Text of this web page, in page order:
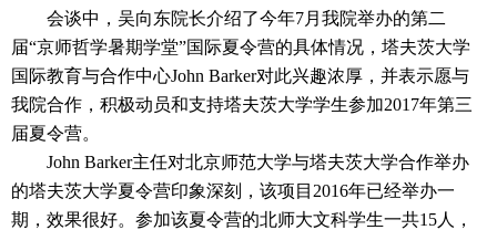
会谈中，吴向东院长介绍了今年7月我院举办的第二
届“京师哲学暑期学堂”国际夏令营的具体情况，塔夫茨大学
国际教育与合作中心John Barker对此兴趣浓厚，并表示愿与
我院合作，积极动员和支持塔夫茨大学学生参加2017年第三
届夏令营。
John Barker主任对北京师范大学与塔夫茨大学合作举办
的塔夫茨大学夏令营印象深刻，该项目2016年已经举办一
期，效果很好。参加该夏令营的北师大文科学生一共15人，